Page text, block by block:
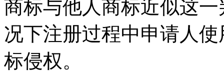
商标与他人商标近似这
况下注册过程中申请人
标侵权。